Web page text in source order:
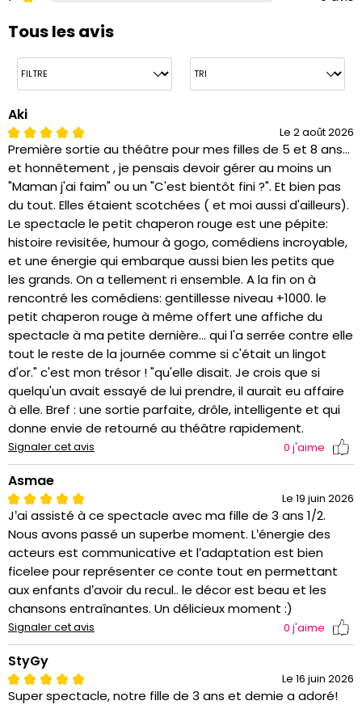
Tous les avis
Aki
Le 2 août 2026
Première sortie au théâtre pour mes filles de 5 et 8 ans...
et honnêtement , je pensais devoir gérer au moins un
"Maman j'ai faim" ou un "C'est bientôt fini ?". Et bien pas
du tout. Elles étaient scotchées ( et moi aussi d'ailleurs).
Le spectacle le petit chaperon rouge est une pépite:
histoire revisitée, humour à gogo, comédiens incroyable,
et une énergie qui embarque aussi bien les petits que
les grands. On a tellement ri ensemble. A la fin on à
rencontré les comédiens: gentillesse niveau +1000. le
petit chaperon rouge à même offert une affiche du
spectacle à ma petite dernière... qui l'a serrée contre elle
tout le reste de la journée comme si c'était un lingot
d'or." c'est mon trésor ! "qu'elle disait. Je crois que si
quelqu'un avait essayé de lui prendre, il aurait eu affaire
à elle. Bref : une sortie parfaite, drôle, intelligente et qui
donne envie de retourné au théâtre rapidement.
Signaler cet avis 0 j'aime
Asmae
Le 19 juin 2026
J’ai assisté à ce spectacle avec ma fille de 3 ans 1/2.
Nous avons passé un superbe moment. L’énergie des
acteurs est communicative et l’adaptation est bien
ficelee pour représenter ce conte tout en permettant
aux enfants d’avoir du recul.. le décor est beau et les
chansons entraînantes. Un délicieux moment :)
Signaler cet avis 0 j'aime
StyGy
Le 16 juin 2026
Super spectacle, notre fille de 3 ans et demie a adoré!